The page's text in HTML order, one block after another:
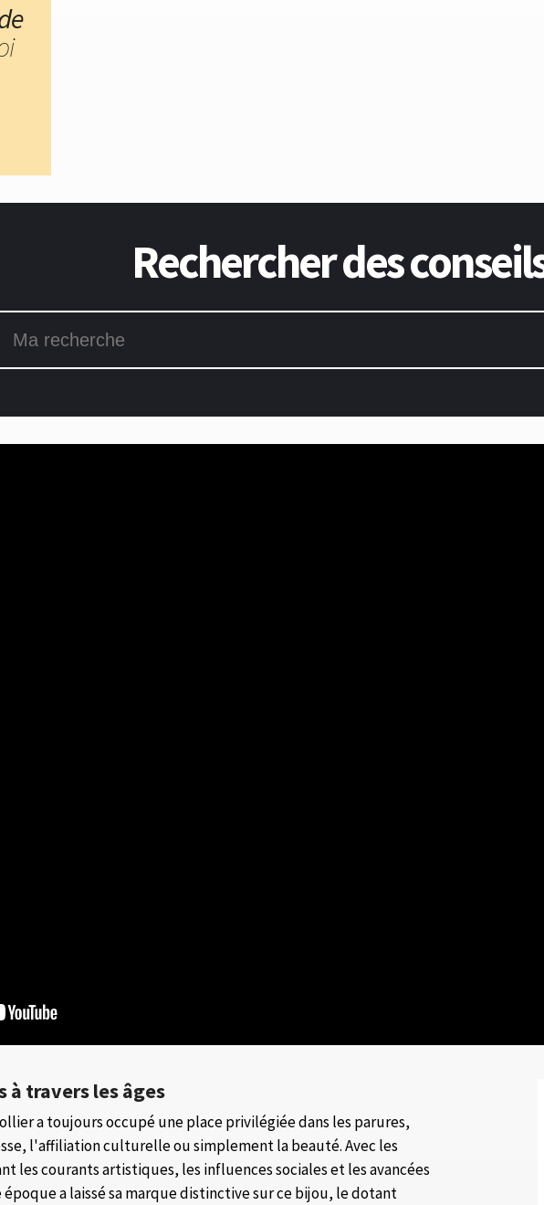
à travers les âges
a toujours occupé une place privilégiée dans les parures,
l'affiliation culturelle ou simplement la beauté. Avec les
les courants artistiques, les influences sociales et les avancées
a laissé sa marque distinctive sur ce bijou, le dotant
Rechercher des